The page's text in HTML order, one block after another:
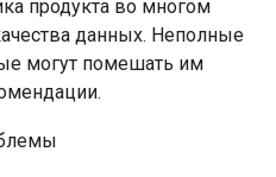
продукта во многом
данных. Неполные
могут помешать им